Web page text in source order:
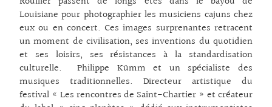
Louisiane pour photographier les musiciens cajuns chez
eux ou en concert. Ces images surprenantes retracent
un moment de civilisation, ses inventions du quotidien
et ses loisirs, ses résistances à la standardisation
culturelle. Philippe Kümm et un spécialiste des
musiques traditionnelles. Directeur artistique du
festival « Les rencontres de Saint-Chartier » et créateur